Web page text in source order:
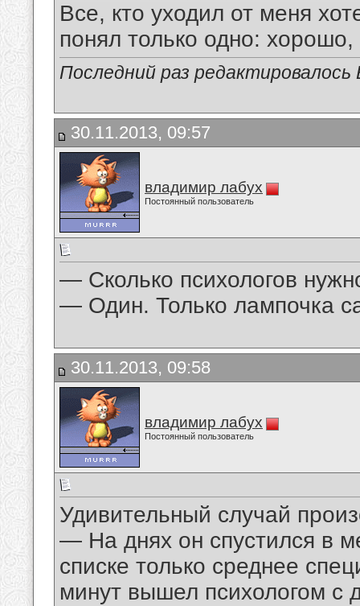
Все, кто уходил от меня
понял только одно:
Последний раз
30.11.2013, 09:57
владимир лабух
Постоянный пользователь
— Сколько психологов
— Один. Только лампочка
30.11.2013, 09:58
владимир лабух
Постоянный пользователь
Удивительный случай
— На днях он спустился в
списке только среднее
минут вышел психологом с